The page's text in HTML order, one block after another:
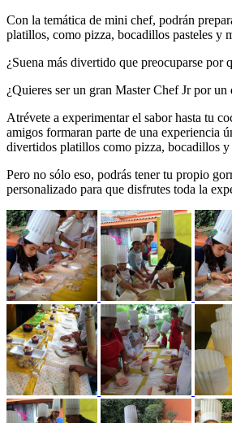
Con la temática de mini chef, podrán
platillos, como pizza, bocadillos pasteles y
¿Suena más divertido que preocuparse por
¿Quieres ser un gran Master Chef Jr por un
Atrévete a experimentar el sabor hasta tu
amigos formaran parte de una experiencia
divertidos platillos como pizza, bocadillos y
Pero no sólo eso, podrás tener tu propio
personalizado para que disfrutes toda la